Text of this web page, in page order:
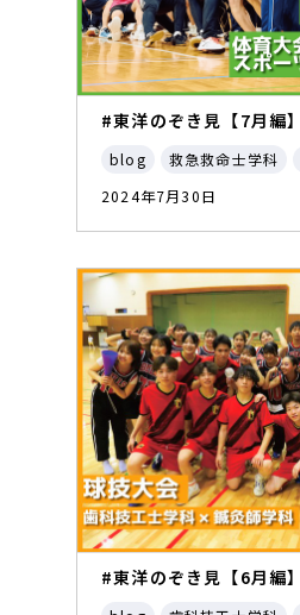
#東洋のぞき見【7月編】
blog 救急救命士学科
2024年7月30日
#東洋のぞき見【6月編】